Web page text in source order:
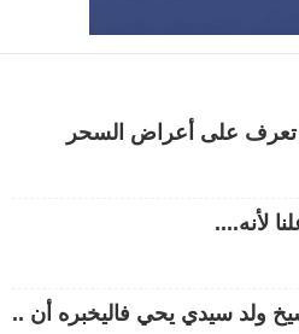
على أعراض السحر
لأنه....
ولد سيدي يحي فاليخبره أن ..